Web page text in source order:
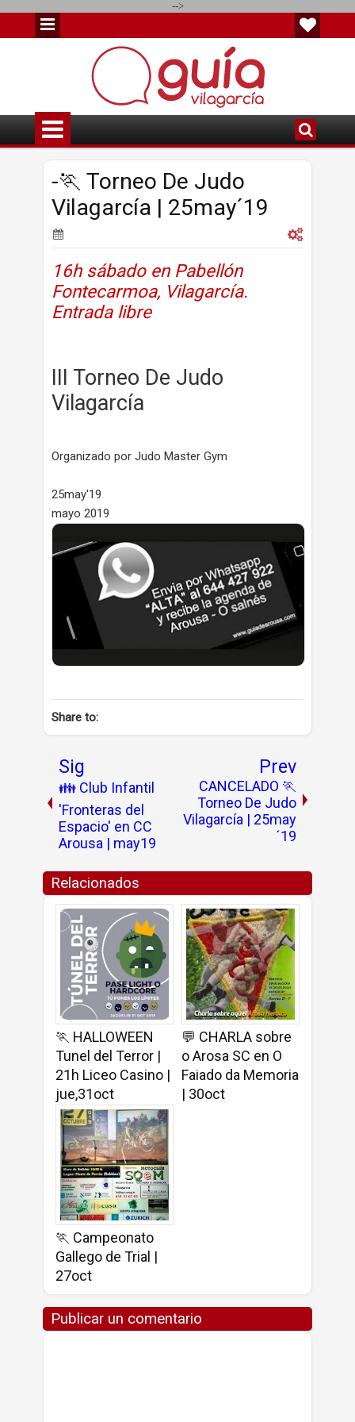
-->
-🏃 Torneo De Judo
Vilagarcía | 25may´19
16h sábado en Pabellón
Fontecarmoa, Vilagarcía.
Entrada libre
III Torneo De Judo
Vilagarcía
Organizado por Judo Master Gym
25may'19
mayo 2019
Share to:
Sig
👪 Club Infantil
'Fronteras del
Espacio' en CC
Arousa | may19
Prev
CANCELADO 🏃
Torneo De Judo
Vilagarcía | 25may
´19
Relacionados
🏃 HALLOWEEN
Tunel del Terror |
21h Liceo Casino |
jue,31oct
💬 CHARLA sobre
o Arosa SC en O
Faiado da Memoria
| 30oct
🏃 Campeonato
Gallego de Trial |
27oct
Publicar un comentario